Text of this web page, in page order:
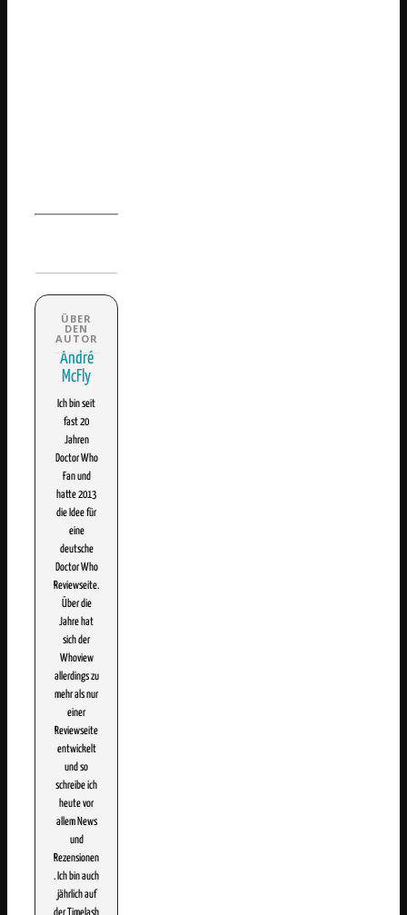
André
McFly
Ich bin seit
fast 20
Jahren
Doctor Who
Fan und
hatte 2013
die Idee für
eine
deutsche
Doctor Who
Reviewseite.
Über die
Jahre hat
sich der
Whoview
allerdings zu
mehr als nur
einer
Reviewseite
entwickelt
und so
schreibe ich
heute vor
allem News
und
Rezensionen
. Ich bin auch
jährlich auf